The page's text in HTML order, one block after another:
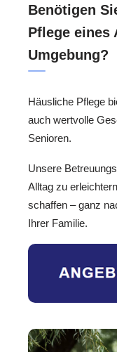
Benötigen
Pflege eines
Umgebung?
Häusliche Pflege
auch wertvolle
Senioren.
Unsere
Alltag zu
schaffen – ganz
Ihrer Familie.